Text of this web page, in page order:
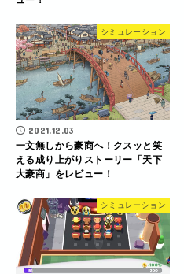
シミュレーション
2021.12.03
一文無しから豪商へ！クスッと笑
える成り上がりストーリー「天下
大豪商」をレビュー！
シミュレーション